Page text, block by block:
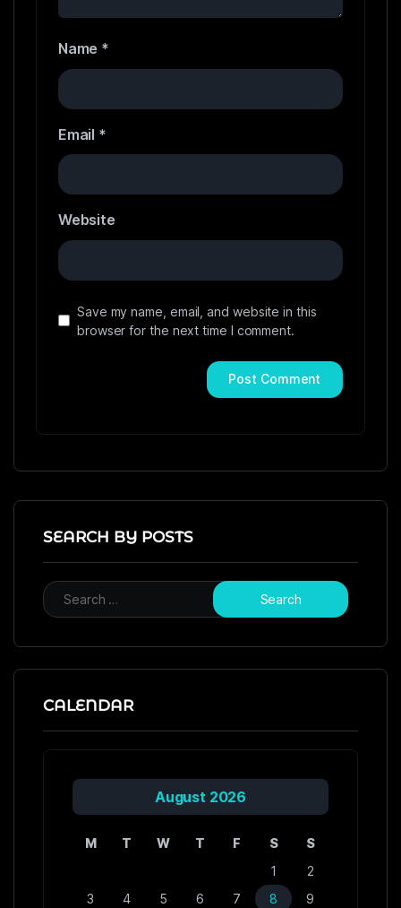
Name *
Email *
Website
Save my name, email, and website in this
browser for the next time I comment.
SEARCH BY POSTS
CALENDAR
August 2026
M T W T F S
S
1
2
3
4 5 6 7 8
9